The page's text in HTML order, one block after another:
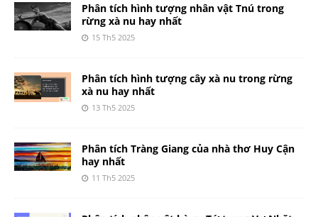
Phân tích hình tượng nhân vật Tnú trong
rừng xà nu hay nhất
15 Th5 2025
Phân tích hình tượng cây xà nu trong rừng
xà nu hay nhất
13 Th5 2025
Phân tích Tràng Giang của nhà thơ Huy Cận
hay nhất
11 Th5 2025